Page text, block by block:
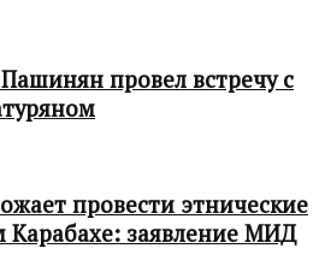
провел встречу с
провести этнические
Карабахе: заявление МИД